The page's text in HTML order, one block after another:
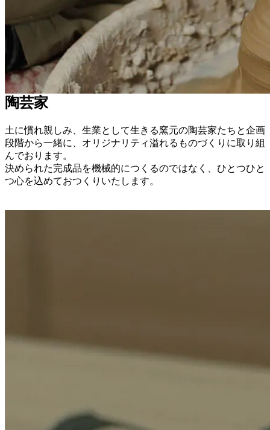
陶芸家
土に慣れ親しみ、生業として生きる窯元の陶芸家たちと企画
段階から一緒に、オリジナリティ溢れるものづくりに取り組
んでおります。
決められた完成品を機械的につくるのではなく、ひとつひと
つ心を込めておつくりいたします。